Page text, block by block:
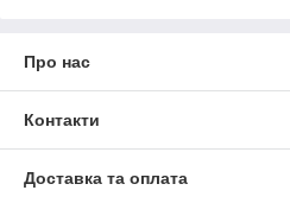
Про нас
Контакти
Доставка та оплата